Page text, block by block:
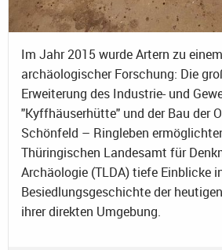
Im Jahr 2015 wurde Artern zu
archäologischer Forschung: Die
Erweiterung des Industrie- und
"Kyffhäuserhütte" und der Bau der
Schönfeld – Ringleben
Thüringischen Landesamt für
Archäologie (TLDA) tiefe Einblicke
Besiedlungsgeschichte der
ihrer direkten Umgebung.